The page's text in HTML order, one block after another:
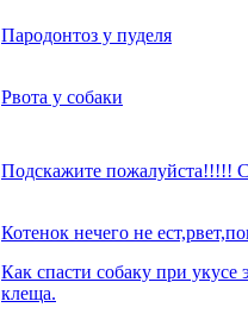
Пародонтоз у пуделя
Рвота у собаки
Подскажите пожалуйста!!!!!
Котенок нечего не
Как спасти собаку при укусе
клеща.